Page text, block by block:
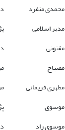
محمدی منفرد
مدبر اسلامی
مفتونی
مصباح
مطهری فریمانی
موسوی
موسوی راد